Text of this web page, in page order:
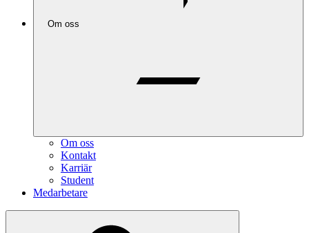
Om oss
Om oss
Kontakt
Karriär
Student
Medarbetare